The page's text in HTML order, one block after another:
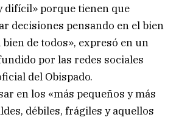
difícil» porque tienen que
decisiones pensando en el bien
de todos», expresó en un
por las redes sociales
del Obispado.
en los «más pequeños y más
débiles, frágiles y aquellos